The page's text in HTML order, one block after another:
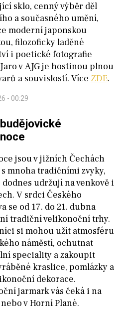
sklo, cenný výběr děl
a současného umění,
moderní japonskou
filozoficky laděné
i poetické fotografie
v AJG je hostinou plnou
a souvislostí. Více ZDE.
- 00:29
jsou v jižních Čechách
mnoha tradičními zvyky,
udržují na venkově i
V srdci Českého
se od 17. do 21. dubna
tradiční velikonoční trhy.
si mohou užít atmosféru
náměstí, ochutnat
speciality a zakoupit
kraslice, pomlázky a
dekorace.
jarmark vás čeká i na
v Horní Plané.